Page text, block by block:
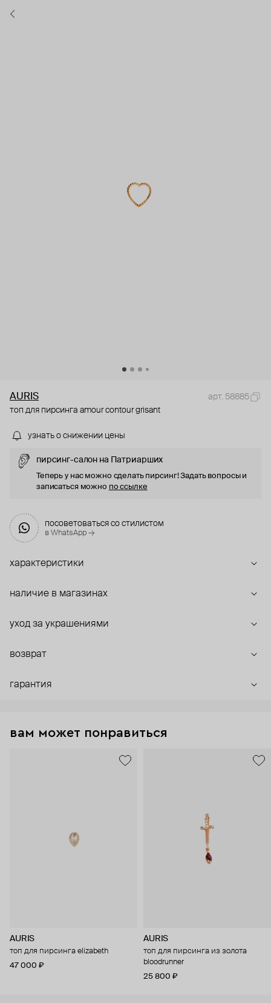
AURIS
арт. 58885
топ для пирсинга amour contour grisant
узнать о снижении цены
пирсинг-салон на Патриарших
Теперь у нас можно сделать пирсинг! Задать вопросы и
записаться можно по ссылке
посоветоваться со стилистом
в WhatsApp →
характеристики
наличие в магазинах
уход за украшениями
возврат
гарантия
вам может понравиться
AURIS
топ для пирсинга elizabeth
47 000 ₽
AURIS
топ для пирсинга из золота
bloodrunner
25 800 ₽